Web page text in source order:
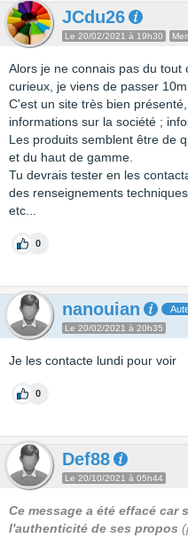
JCdu26
Le 20/02/2021 à 19h30
Alors je ne connais pas du
curieux, je viens de passer
C'est un site très bien
informations sur la société ;
Les produits semblent être de
et du haut de gamme.
Tu devrais tester en les
des renseignements
etc...
0
nanouian
Le 20/02/2021 à 20h35
Je les contacte lundi pour voir
0
Def88
Le 20/10/2021 à 05h44
Ce message a été effacé car
l'authenticité de ses propos